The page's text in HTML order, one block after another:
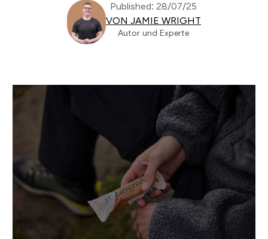
Published: 28/07/25
VON JAMIE WRIGHT
Autor und Experte